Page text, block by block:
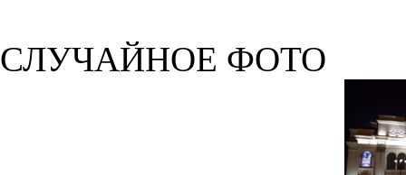
СЛУЧАЙНОЕ ФОТО